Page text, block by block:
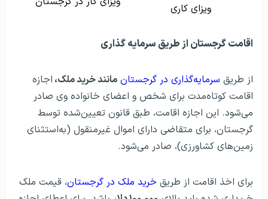
اقامت کوتاه‌مدت برای شخص و اعضای خانواده وی صادر
می‌شود. این اجازه اقامت، طبق قانون تعیین‌شده توسط
گرجستان، برای متقاضی دارای اموال غیرمنقول (به‌استثنای
زمین‌های کشاورزی)، صادر می‌شود.
خریداری‌ شده باید بالای ۱۰۰,۰۰۰ دلار
باشد. برای اعطای اجازه